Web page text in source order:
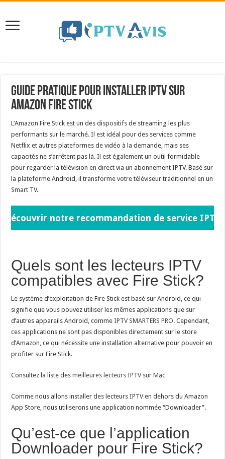
Guide pratique pour installer IPTV sur
Amazon Fire Stick
L’Amazon Fire Stick est un des dispositifs de streaming les plus
performants sur le marché. Il est idéal pour des services comme
Netflix et autres plateformes de vidéo à la demande, mais ses
capacités ne s’arrêtent pas là. Il est également un outil formidable
pour regarder la télévision en direct via un abonnement IPTV. Basé sur
la plateforme Android, il transforme votre téléviseur traditionnel en un
Smart TV.
Découvrir notre recommandation de service IPTV
Quels sont les lecteurs IPTV
compatibles avec Fire Stick?
Le système d’exploitation de Fire Stick est basé sur Android, ce qui
signifie que vous pouvez utiliser les mêmes applications que sur
d’autres appareils Android, commeIPTV SMARTERS PRO. Cependant,
ces applications ne sont pas disponibles directement sur le store
d’Amazon, ce qui nécessite une installation alternative pour pouvoir en
profiter sur Fire Stick.
Consultez la liste desmeilleures lecteurs IPTV sur Mac
Comme nous allons installer des lecteurs IPTV en dehors du Amazon
App Store, nous utiliserons une application nommée “Downloader”.
Qu’est-ce que l’application
Downloader pour Fire Stick?